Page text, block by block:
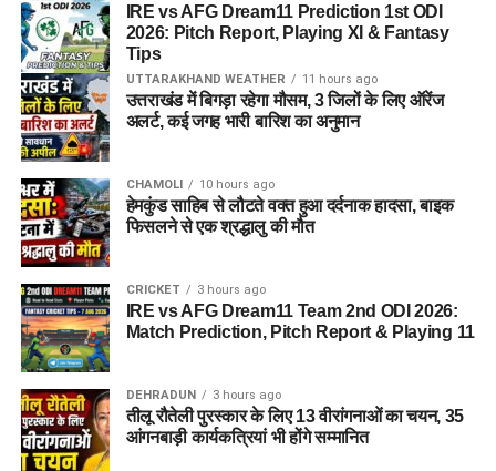
IRE vs AFG Dream11 Prediction 1st ODI
2026: Pitch Report, Playing XI & Fantasy
Tips
UTTARAKHAND WEATHER 11 hours ago
उत्तराखंड में बिगड़ा रहेगा मौसम, 3 जिलों के लिए ऑरेंज
अलर्ट, कई जगह भारी बारिश का अनुमान
CHAMOLI 10 hours ago
हेमकुंड साहिब से लौटते वक्त हुआ दर्दनाक हादसा, बाइक
फिसलने से एक श्रद्धालु की मौत
CRICKET 3 hours ago
IRE vs AFG Dream11 Team 2nd ODI 2026:
Match Prediction, Pitch Report & Playing 11
DEHRADUN 3 hours ago
तीलू रौतेली पुरस्कार के लिए 13 वीरांगनाओं का चयन, 35
आंगनबाड़ी कार्यकत्रियां भी होंगे सम्मानित